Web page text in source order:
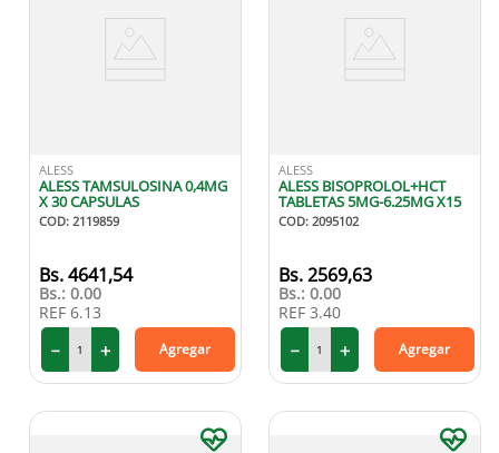
ALESS
ALESS TAMSULOSINA 0,4MG
X 30 CAPSULAS
COD: 2119859
4641,54
Bs.: 0.00
REF 6.13
＋
－ Agregar
ALESS
ALESS BISOPROLOL+HCT
TABLETAS 5MG-6.25MG X15
COD: 2095102
2569,63
Bs.: 0.00
REF 3.40
＋
－ Agregar